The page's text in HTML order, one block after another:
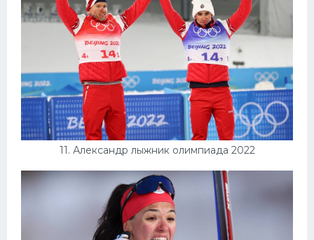
11. Александр лыжник олимпиада 2022